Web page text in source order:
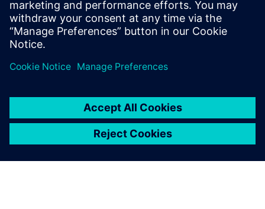
Istražite proizvode